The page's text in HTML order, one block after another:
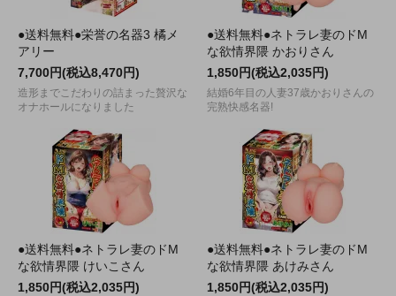
●送料無料●栄誉の名器3 橘メ
アリー
7,700円(税込8,470円)
造形までこだわりの詰まった贅沢な
オナホールになりました
●送料無料●ネトラレ妻のドM
な欲情界隈 かおりさん
1,850円(税込2,035円)
結婚6年目の人妻37歳かおりさんの
完熟快感名器!
●送料無料●ネトラレ妻のドM
な欲情界隈 けいこさん
1,850円(税込2,035円)
●送料無料●ネトラレ妻のドM
な欲情界隈 あけみさん
1,850円(税込2,035円)